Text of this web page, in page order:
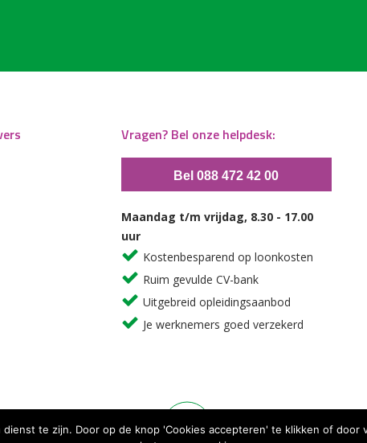
Vragen? Bel onze helpdesk:
Bel 088 472 42 00
Maandag t/m vrijdag, 8.30 - 17.00
uur
Kostenbesparend op loonkosten
Ruim gevulde CV-bank
Uitgebreid opleidingsaanbod
Je werknemers goed verzekerd
te zijn. Door op de knop 'Cookies accepteren' te klikken of